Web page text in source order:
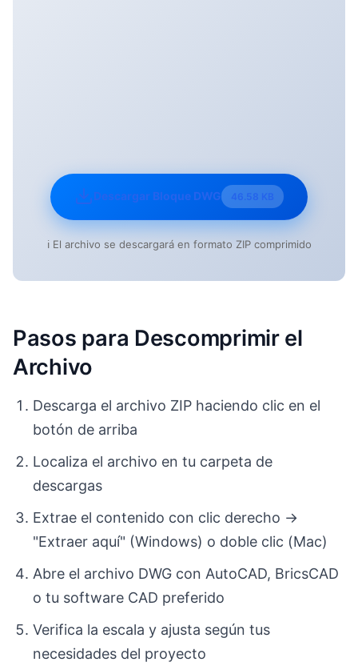
Descargar Bloque DWG 46.58 KB
ℹ️ El archivo se descargará en formato ZIP comprimido
Pasos para Descomprimir el
Archivo
Descarga el archivo ZIP haciendo clic en el
botón de arriba
Localiza el archivo en tu carpeta de
descargas
Extrae el contenido con clic derecho →
"Extraer aquí" (Windows) o doble clic (Mac)
Abre el archivo DWG con AutoCAD, BricsCAD
o tu software CAD preferido
Verifica la escala y ajusta según tus
necesidades del proyecto